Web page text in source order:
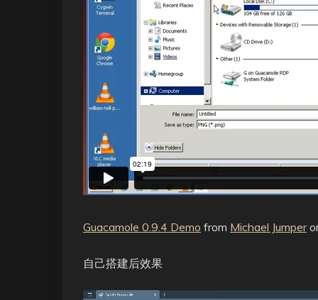
Guacamole 0.9.4 Demo from Michael Jumper
自己搭建后效果